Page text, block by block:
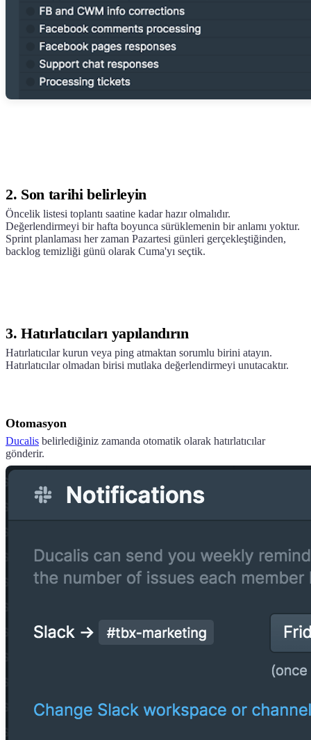
2. Son tarihi belirleyin
Öncelik listesi toplantı saatine kadar hazır olmalıdır.
Değerlendirmeyi bir hafta boyunca sürüklemenin bir anlamı yoktur.
Sprint planlaması her zaman Pazartesi günleri gerçekleştiğinden,
backlog temizliği günü olarak Cuma'yı seçtik.
3. Hatırlatıcıları yapılandırın
Hatırlatıcılar kurun veya ping atmaktan sorumlu birini atayın.
Hatırlatıcılar olmadan birisi mutlaka değerlendirmeyi unutacaktır.
Otomasyon
Ducalis belirlediğiniz zamanda otomatik olarak hatırlatıcılar
gönderir.